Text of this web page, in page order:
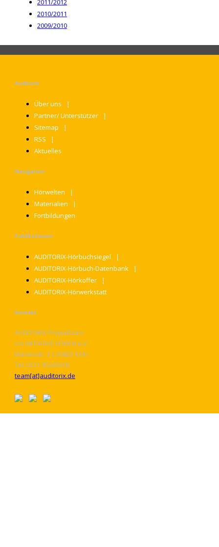
2011/2012
2010/2011
2009/2010
Auditorix
Über uns
Partner/ Unterstützer
Sitemap
RSS
Aktuelles
Navigation
Hörwelten
Materialien
Fortbildungen
Publikationen
AUDITORIX-Hörbuchsiegel
AUDITORIX-Hörbuch-Datenbank
AUDITORIX-Hörkoffer
AUDITORIX-Hörwerkstatt
Kontakt
AUDITORIX-Projektbüro
c/o INITIATIVE HÖREN e.V.
Marienstr. 3 | 50825 Köln
Tel: 0221 95265018
team[at]auditorix.de